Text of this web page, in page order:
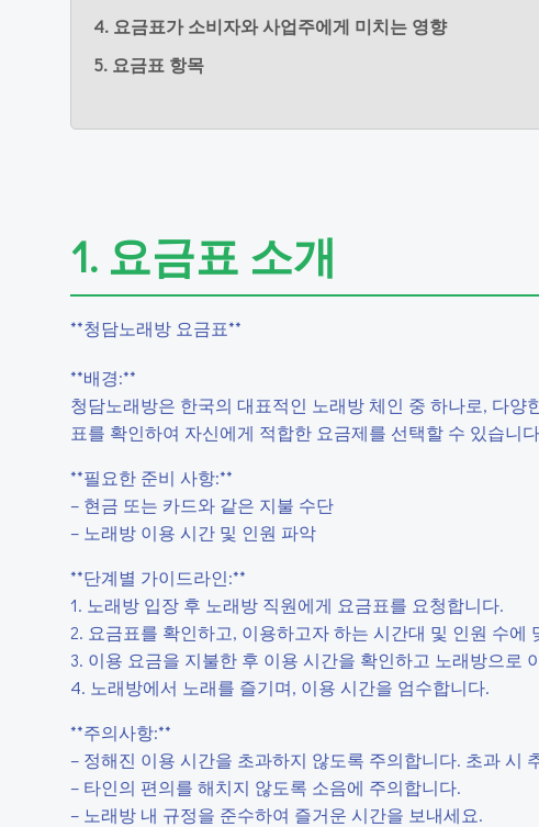
4. 요금표가 소비자와 사업주에게 미치는 영향
5. 요금표 항목
1. 요금표 소개
**청담노래방 요금표**
**배경:**
청담노래방은 한국의 대표적인 노래방 체인 중 하나로, 다
표를 확인하여 자신에게 적합한 요금제를 선택할 수 있습니
**필요한 준비 사항:**
– 현금 또는 카드와 같은 지불 수단
– 노래방 이용 시간 및 인원 파악
**단계별 가이드라인:**
1. 노래방 입장 후 노래방 직원에게 요금표를 요청합니다.
2. 요금표를 확인하고, 이용하고자 하는 시간대 및 인원 수에
3. 이용 요금을 지불한 후 이용 시간을 확인하고 노래방으로
4. 노래방에서 노래를 즐기며, 이용 시간을 엄수합니다.
**주의사항:**
– 정해진 이용 시간을 초과하지 않도록 주의합니다. 초과 시
– 타인의 편의를 해치지 않도록 소음에 주의합니다.
– 노래방 내 규정을 준수하여 즐거운 시간을 보내세요.